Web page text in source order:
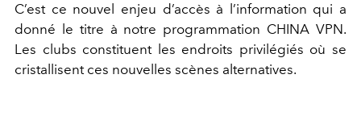
C’est ce nouvel enjeu d’accès à l’information qui a
donné le titre à notre programmation CHINA VPN.
Les clubs constituent les endroits privilégiés où se
cristallisent ces nouvelles scènes alternatives.